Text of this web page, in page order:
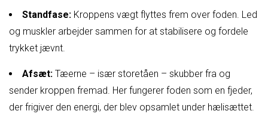
Standfase: Kroppens vægt flyttes frem over foden. Led
og muskler arbejder sammen for at stabilisere og fordele
trykket jævnt.
Afsæt: Tæerne – især storetåen – skubber fra og
sender kroppen fremad. Her fungerer foden som en fjeder,
der frigiver den energi, der blev opsamlet under hælisættet.